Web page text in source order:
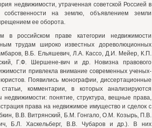
недвижимости, утраченная советской Россией в
на землю, объявлением земли
ее оборота.
в российском праве категории недвижимости
трудам широко известных дореволюционных
В.Б. Ельяшевич, Л.А. Кассо, Д.И. Мейер, К.П.
Г.Ф. Шершене-вич и др. Новизна правового
привлекла внимание современных ученых-
Появились монографии, диссертационные
комментарии, в которых анализируются
недвижимости: понятие, структура, вещные права,
права на недвижимое имущество и сделок с
В.В. Витрянский, Б.М. Гонгало, О.М. Козырь, П.В.
Б.Л. Хаскельберг, В.В. Чубаров и др.). В них